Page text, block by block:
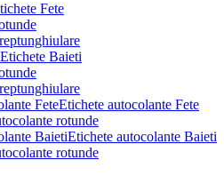
Fete
Etichete Baieti
Etichete autocolante Fete
rotunde
Etichete autocolante Baieti
rotunde